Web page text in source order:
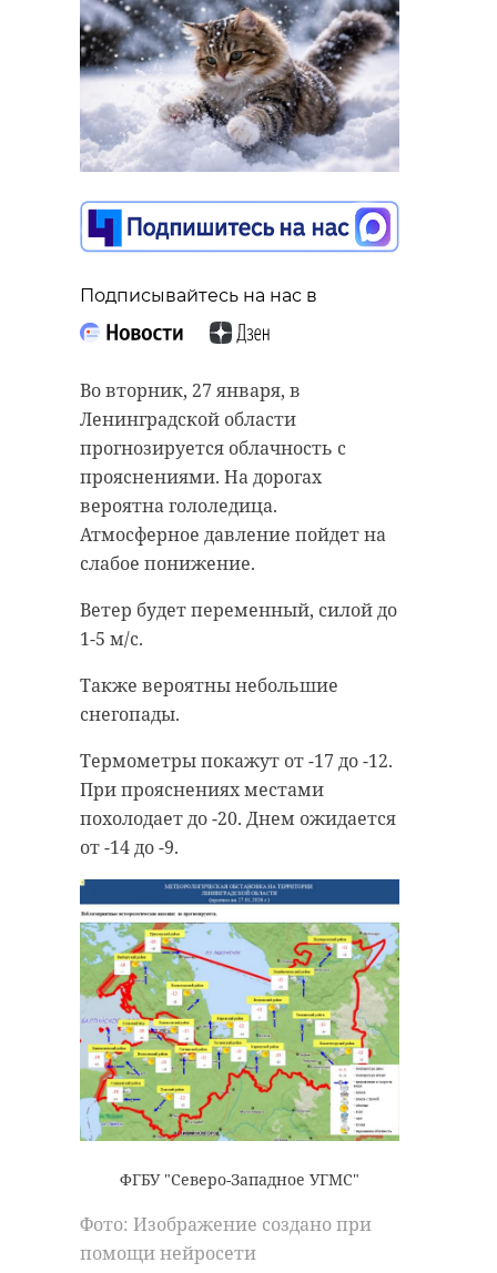
Подписывайтесь на нас в
Во вторник, 27 января, в
Ленинградской области
прогнозируется облачность с
прояснениями. На дорогах
вероятна гололедица.
Атмосферное давление пойдет на
слабое понижение.
Ветер будет переменный, силой до
1-5 м/с.
Также вероятны небольшие
снегопады.
Термометры покажут от -17 до -12.
При прояснениях местами
похолодает до -20. Днем ожидается
от -14 до -9.
ФГБУ "Северо-Западное УГМС"
Фото: Изображение создано при
помощи нейросети